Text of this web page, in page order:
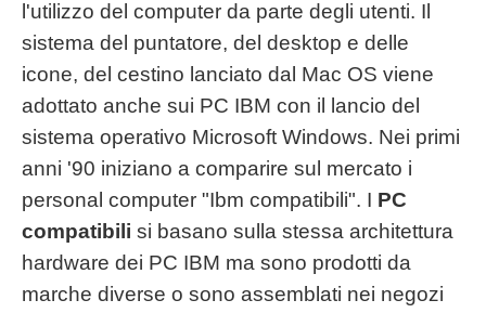
l'utilizzo del computer da parte degli utenti. Il
sistema del puntatore, del desktop e delle
icone, del cestino lanciato dal Mac OS viene
adottato anche sui PC IBM con il lancio del
sistema operativo Microsoft Windows. Nei primi
anni '90 iniziano a comparire sul mercato i
personal computer "Ibm compatibili". I PC
compatibili si basano sulla stessa architettura
hardware dei PC IBM ma sono prodotti da
marche diverse o sono assemblati nei negozi